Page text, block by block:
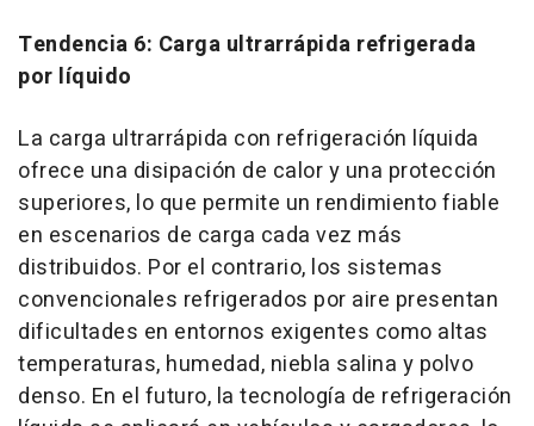
Tendencia 6: Carga ultrarrápida refrigerada
por líquido
La carga ultrarrápida con refrigeración líquida
ofrece una disipación de calor y una protección
superiores, lo que permite un rendimiento fiable
en escenarios de carga cada vez más
distribuidos. Por el contrario, los sistemas
convencionales refrigerados por aire presentan
dificultades en entornos exigentes como altas
temperaturas, humedad, niebla salina y polvo
denso. En el futuro, la tecnología de refrigeración